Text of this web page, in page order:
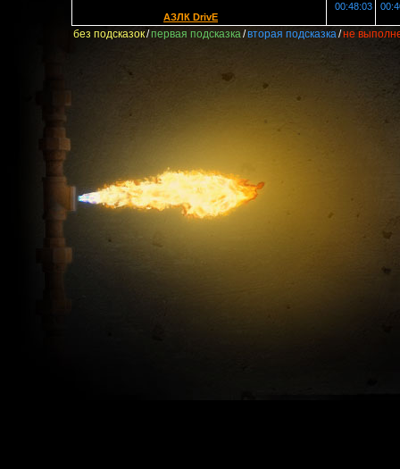
АЗЛК DrivE
00:48:03
без подсказок/первая подсказка/вторая подсказка/не